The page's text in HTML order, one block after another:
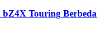
Touring Berbeda